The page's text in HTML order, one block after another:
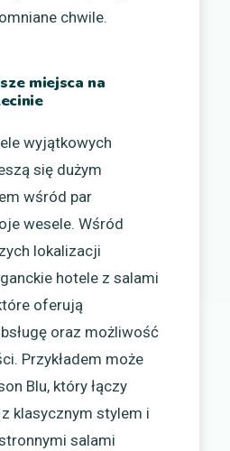
chwile.
miejsca na
wyjątkowych
się dużym
wśród par
wesele. Wśród
lokalizacji
hotele z salami
oferują
oraz możliwość
Przykładem może
Blu, który łączy
klasycznym stylem i
salami